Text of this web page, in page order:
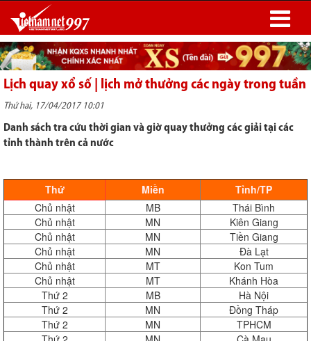
Lịch quay xổ số | lịch mở thưởng các ngày trong tuần
Thứ hai, 17/04/2017 10:01
Danh sách tra cứu thời gian và giờ quay thưởng các giải tại các
tỉnh thành trên cả nước
Thứ Miền
Tỉnh/TP
Chủ nhật
MB
Thái Bình
Chủ nhật
MN
Kiên Giang
Chủ nhật
MN
Tiền Giang
Chủ nhật
MN
Đà Lạt
Chủ nhật
MT
Kon Tum
Chủ nhật
MT
Khánh Hòa
Thứ 2
MB
Hà Nội
Thứ 2
MN
Đồng Tháp
Thứ 2
MN
TPHCM